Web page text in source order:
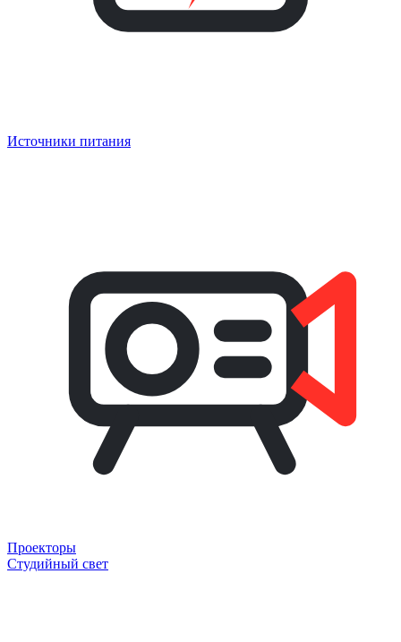
Источники питания
Проекторы
Студийный свет